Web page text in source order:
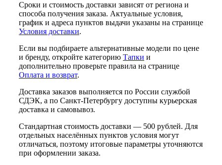
Сроки и стоимость доставки зависят от региона и
способа получения заказа. Актуальные условия,
график и адреса пунктов выдачи указаны на странице
Условия доставки.
Если вы подбираете альтернативные модели по цене
и бренду, откройте категорию Тапки и
дополнительно проверьте правила на странице
Оплата и возврат.
Доставка заказов выполняется по России службой
СДЭК, а по Санкт-Петербургу доступны курьерская
доставка и самовывоз.
Стандартная стоимость доставки — 500 рублей. Для
отдельных населённых пунктов условия могут
отличаться, поэтому итоговые параметры уточняются
при оформлении заказа.